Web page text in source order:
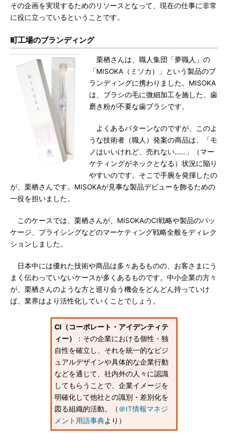
その企画を実現するためのリソースとなって、現在の仕事に非常
に役に立っているということです。
町工場のブランディング
栗栖さんは、職人集団「夢職人」の
「MISOKA（ミソカ）」という製品のブ
ランディングに携わりました。MISOKA
は、ブラシの毛に微細加工を施した、歯
磨き粉が不要な歯ブラシです。
よくあるパターンなのですが、このよ
うな技術者（職人）発案の商品は、「モ
ノはいいけれど、売れない……」（マー
ケティングがネックとなる）状況に陥り
やすいのです。そこで手腕を発揮したの
が、栗栖さんです。MISOKAが見事な製品デビューを飾るための
一役を担いました。
このケースでは、栗栖さんが、MISOKAのCI戦略や製品のパッ
ケージ、プライシングなどのマーケティング戦略全般をディレク
ションしました。
日本中には優れた技術や商品は多々あるものの、お客さまにう
まく伝わっていないケースが多くあるものです。中小企業の方々
が、栗栖さんのような方と巡り会う機会をどんどん持っていけ
ば、業界はより活性化していくことでしょう。
CI（コーポレート・アイデンティテ
ィー）
：その企業における個性・独
自性を確立し、それを統一的なビジ
ュアルデザインや具体的な企業行動
などを通じて、社内外の人々に認識
してもらうことで、企業イメージを
明確化して他社との識別・差別化を
図る組織的活動。（＠IT情報マネジ
メント用語事典より）